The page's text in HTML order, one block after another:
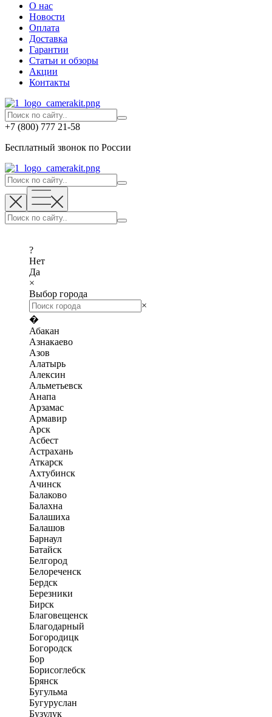
О нас
Новости
Оплата
Доставка
Гарантии
Статьи и обзоры
Акции
Контакты
+7 (800) 777 21-58
Бесплатный звонок по России
?
Нет
Да
×
Выбор города
×
�
Абакан
Азнакаево
Азов
Алатырь
Алексин
Альметьевск
Анапа
Арзамас
Армавир
Арск
Асбест
Астрахань
Аткарск
Ахтубинск
Ачинск
Балаково
Балахна
Балашиха
Балашов
Барнаул
Батайск
Белгород
Белореченск
Бердск
Березники
Бирск
Благовещенск
Благодарный
Богородицк
Богородск
Бор
Борисоглебск
Брянск
Бугульма
Бугуруслан
Бузулук